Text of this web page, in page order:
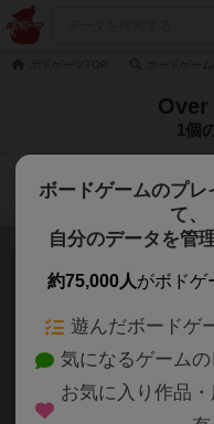
Over
1個
ミッドガルド
Midgald
ボードゲームのプレ
て、
自分のデータを管
約75,000人がボドゲ
遊んだボードゲ
気になるゲーム
お気に入り作品